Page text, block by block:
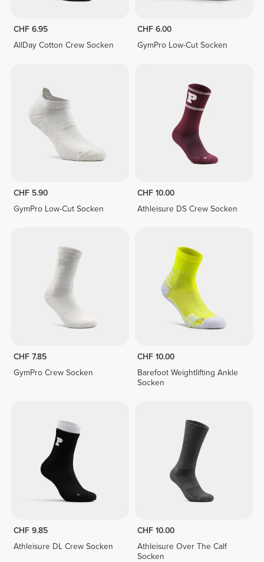
CHF 6.95
AllDay Cotton Crew Socken
CHF 6.00
GymPro Low-Cut Socken
CHF 5.90
GymPro Low-Cut Socken
CHF 10.00
Athleisure DS Crew Socken
CHF 7.85
GymPro Crew Socken
CHF 10.00
Barefoot Weightlifting Ankle
Socken
CHF 9.85
Athleisure DL Crew Socken
CHF 10.00
Athleisure Over The Calf
Socken